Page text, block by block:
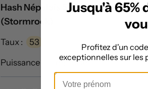
Hash Népalais 53 % CBD
(Stormrock)
Taux : 53
Puissance : Très forte
Jusqu'à 65%
Profitez d'un
exceptionnelles sur les